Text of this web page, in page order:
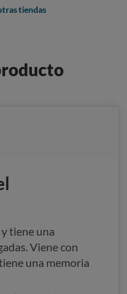
tiendas
tiene una
Viene con
una memoria